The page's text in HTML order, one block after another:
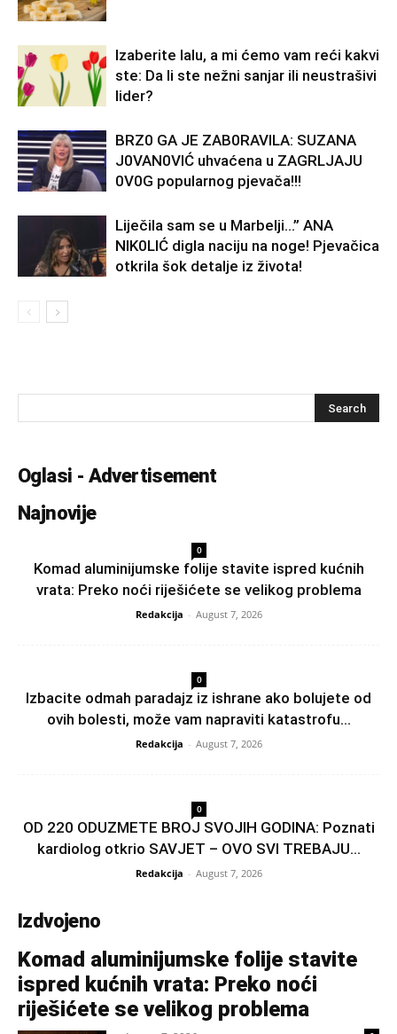
Izaberite lalu, a mi ćemo vam reći kakvi
ste: Da li ste nežni sanjar ili neustrašivi
lider?
BRZ0 GA JE ZAB0RAVlLA: SUZANA
J0VAN0VIĆ uhvaćena u ZAGRLJAJU
0V0G popularnog pjevača!!!
Liječila sam se u Marbelji…” ANA
NlK0LlĆ digla naciju na noge! Pjevačica
otkrila šok detalje iz života!
Oglasi - Advertisement
Najnovije
0
Komad aluminijumske folije stavite ispred kućnih
vrata: Preko noći riješićete se velikog problema
Redakcija - August 7, 2026
0
Izbacite odmah paradajz iz ishrane ako bolujete od
ovih bolesti, može vam napraviti katastrofu...
Redakcija - August 7, 2026
0
OD 220 ODUZMETE BROJ SVOJIH GODINA: Poznati
kardiolog otkrio SAVJET – OVO SVI TREBAJU...
Redakcija - August 7, 2026
Izdvojeno
Komad aluminijumske folije stavite
ispred kućnih vrata: Preko noći
riješićete se velikog problema